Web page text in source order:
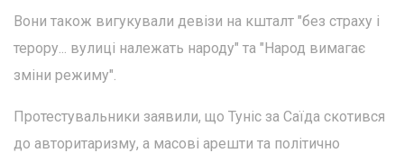
Вони також вигукували девізи на кшталт "без страху і
терору... вулиці належать народу" та "Народ вимагає
зміни режиму".
Протестувальники заявили, що Туніс за Саїда скотився
до авторитаризму, а масові арешти та політично